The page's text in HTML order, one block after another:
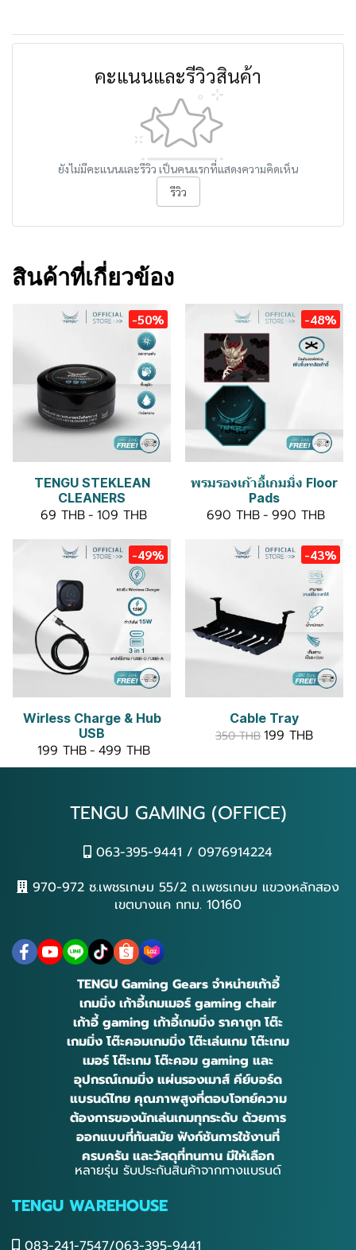
คะแนนและรีวิวสินค้า
ยังไม่มีคะแนนและรีวิว เป็นคนแรกที่แสดงความคิดเห็น
รีวิว
สินค้าที่เกี่ยวข้อง
-50%
TENGU STEKLEAN
CLEANERS
69 THB- 109 THB
-48%
พรมรองเก้าอี้เกมมิ่ง Floor
Pads
690 THB- 990 THB
-49%
Wirless Charge & Hub
USB
199 THB- 499 THB
-43%
Cable Tray
350 THB199 THB
TENGU GAMING (OFFICE)
063-395-9441 / 0976914224
970-972 ซ.เพชรเกษม 55/2 ถ.เพชรเกษม แขวงหลักสอง
เขตบางแค กทม. 10160
TENGU Gaming Gears จำหน่ายเก้าอี้
เกมมิ่ง เก้าอี้เกมเมอร์ gaming chair
เก้าอี้ gaming เก้าอี้เกมมิ่ง ราคาถูก โต๊ะ
เกมมิ่ง โต๊ะคอมเกมมิ่ง โต๊ะเล่นเกม โต๊ะเกม
เมอร์ โต๊ะเกม โต๊ะคอม gaming และ
อุปกรณ์เกมมิ่ง แผ่นรองเมาส์ คีย์บอร์ด
แบรนด์ไทย คุณภาพสูงที่ตอบโจทย์ความ
ต้องการของนักเล่นเกมทุกระดับ ด้วยการ
ออกแบบที่ทันสมัย ฟังก์ชันการใช้งานที่
ครบครัน และวัสดุที่ทนทาน มีให้เลือก
หลายรุ่น รับประกันสินค้าจากทางแบรนด์
TENGU WAREHOUSE
083-241-7547/063-395-9441